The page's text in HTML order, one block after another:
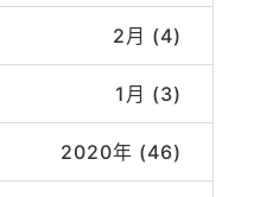
2月 (4)
1月 (3)
2020年 (46)